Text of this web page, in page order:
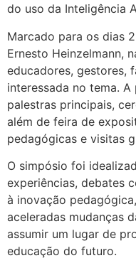
do uso da Inteligência
Marcado para os dias
Ernesto Heinzelmann,
educadores, gestores,
interessada no tema.
palestras principais,
além de feira de
pedagógicas e visitas
O simpósio foi
experiências, debates
à inovação
aceleradas mudanças
assumir um lugar de
educação do futuro.